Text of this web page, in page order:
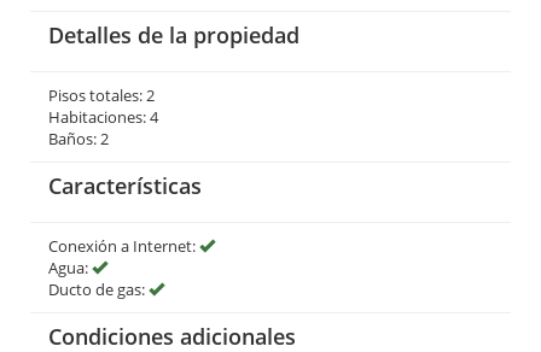
Detalles de la propiedad
Pisos totales: 2
Habitaciones: 4
Baños: 2
Características
Conexión a Internet:
Agua:
Ducto de gas:
Condiciones adicionales